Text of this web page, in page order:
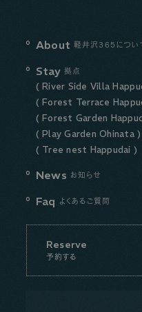
About 軽井沢365につい
Stay 拠点
( River Side Villa
( Forest Terrace
( Forest Garden
( Play Garden Ohinata )
( Tree nest Happudai )
News お知らせ
Faq よくあるご質問
Reserve
予約する